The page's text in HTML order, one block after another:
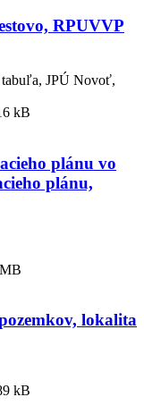
RPUVVP
tabuľa, JPÚ Novoť,
kB
plánu vo
plánu,
lokalita
kB